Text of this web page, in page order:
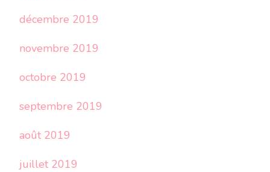
décembre 2019
novembre 2019
octobre 2019
septembre 2019
août 2019
juillet 2019